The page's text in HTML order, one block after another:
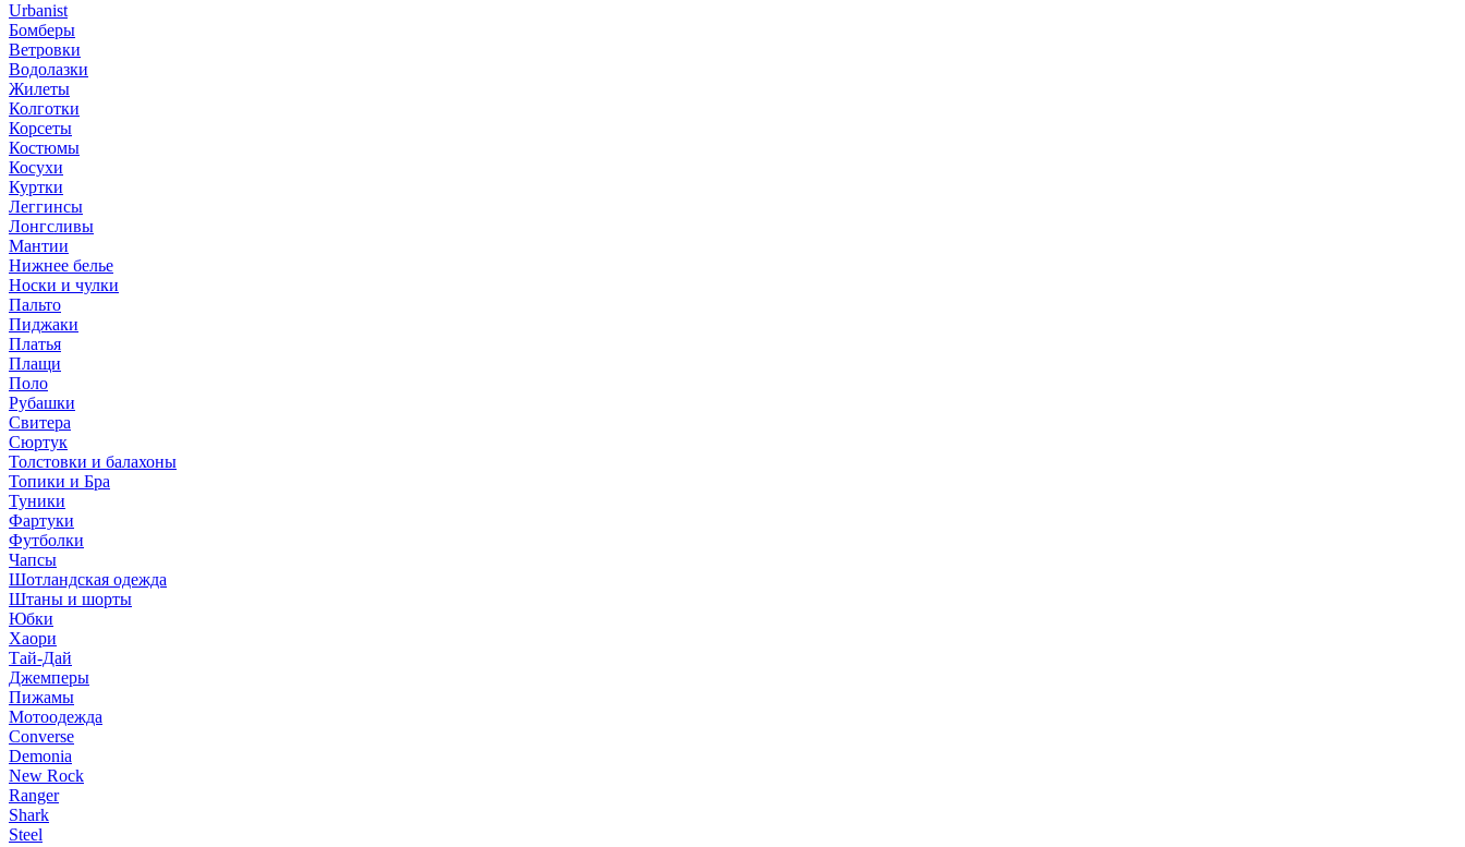
Urbanist
Бомберы
Ветровки
Водолазки
Жилеты
Колготки
Корсеты
Костюмы
Косухи
Куртки
Леггинсы
Лонгсливы
Мантии
Нижнее белье
Носки и чулки
Пальто
Пиджаки
Платья
Плащи
Поло
Рубашки
Свитера
Сюртук
Толстовки и балахоны
Топики и Бра
Туники
Фартуки
Футболки
Чапсы
Шотландская одежда
Штаны и шорты
Юбки
Хаори
Тай-Дай
Джемперы
Пижамы
Мотоодежда
Converse
Demonia
New Rock
Ranger
Shark
Steel